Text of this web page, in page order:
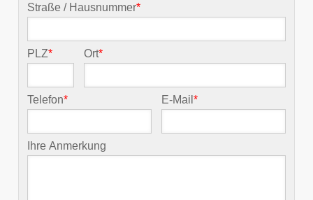
Straße / Hausnummer*
PLZ* Ort*
Telefon* E-Mail*
Ihre Anmerkung